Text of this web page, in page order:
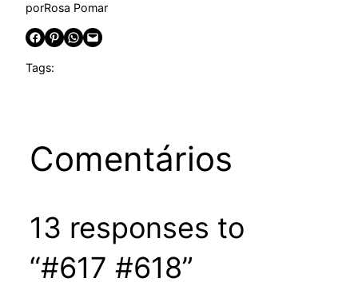
porRosa Pomar
Share on Facebook Share on Pinterest Share on WhatsApp Email this Page
Tags:
Comentários
13 responses to
“#617 #618”